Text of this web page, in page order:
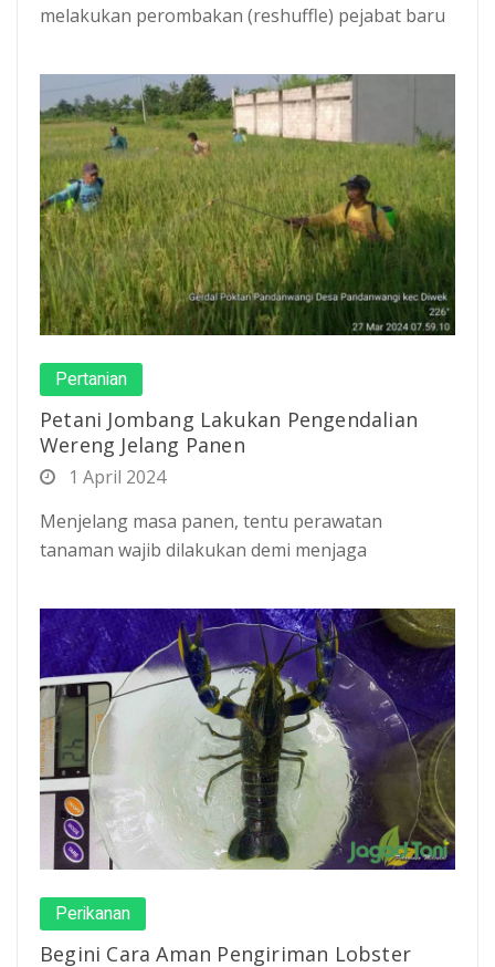
melakukan perombakan (reshuffle) pejabat baru
Pertanian
Petani Jombang Lakukan Pengendalian
Wereng Jelang Panen
1 April 2024
Menjelang masa panen, tentu perawatan
tanaman wajib dilakukan demi menjaga
Perikanan
Begini Cara Aman Pengiriman Lobster